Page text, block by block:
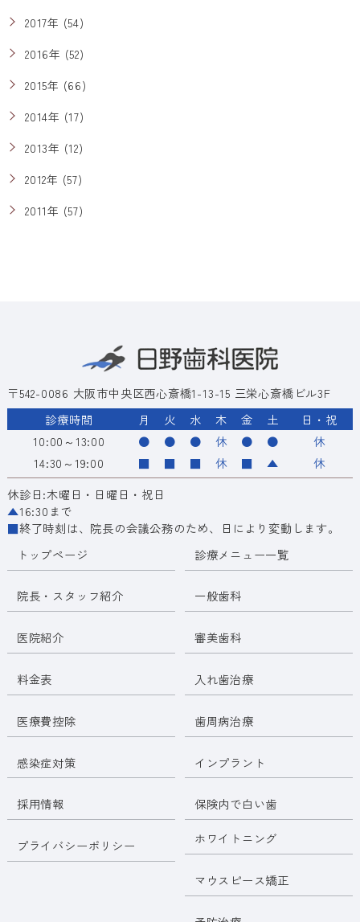
2017年 (54)
2016年 (52)
2015年 (66)
2014年 (17)
2013年 (12)
2012年 (57)
2011年 (57)
〒542-0086 大阪市中央区西心斎橋1-13-15 三栄心斎橋ビル3F
診療時間
月 火 水 木 金 土
日・祝
10:00～13:00
● ● ● 休 ● ●
休
14:30～19:00
■ ■ ■ 休 ■ ▲
休
休診日:木曜日・日曜日・祝日
▲16:30まで
■終了時刻は、院長の会議公務のため、日により変動します。
トップページ
院長・スタッフ紹介
医院紹介
料金表
医療費控除
感染症対策
採用情報
プライバシーポリシー
診療メニュー一覧
一般歯科
審美歯科
入れ歯治療
歯周病治療
インプラント
保険内で白い歯
ホワイトニング
マウスピース矯正